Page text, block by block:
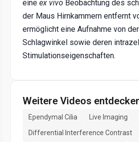
eine ex vivo Beobachtung des
der Maus Hirnkammern entfernt
ermöglicht eine Aufnahme von
Schlagwinkel sowie deren
Stimulationseigenschaften.
Weitere Videos
Ependymal Cilia Live Imaging
Differential Interference Contrast